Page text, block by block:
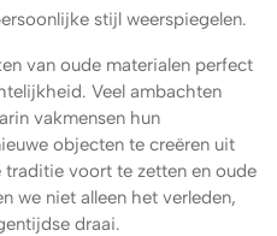
stijl weerspiegelen.
van oude materialen perfect
Veel ambachten
vakmensen hun
objecten te creëren uit
traditie voort te zetten en oude
we niet alleen het verleden,
draai.